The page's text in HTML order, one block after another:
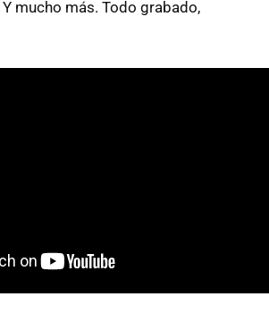
mucho más. Todo grabado,